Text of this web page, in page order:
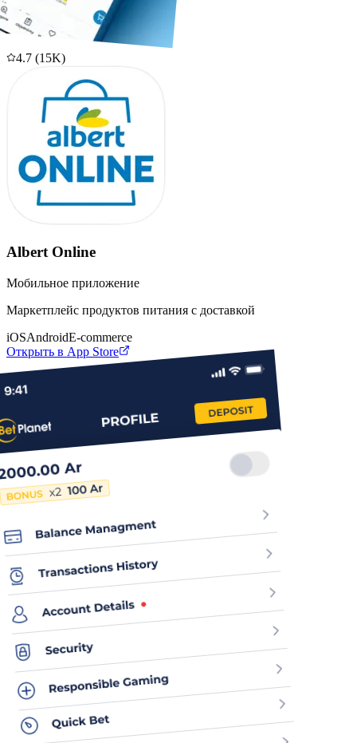
4.7 (15K)
Albert Online
Мобильное приложение
Маркетплейс продуктов питания с доставкой
iOSAndroidE-commerce
Открыть в App Store